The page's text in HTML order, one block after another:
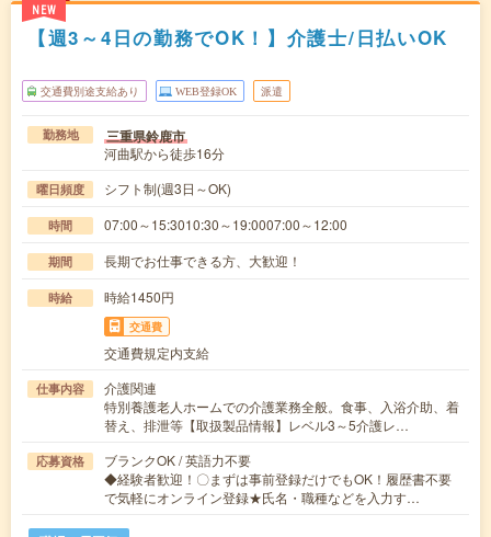
NEW
【週3～4日の勤務でOK！】介護士/日払いOK
交通費別途支給あり WEB登録OK 派遣
勤務地 三重県鈴鹿市
河曲駅から徒歩16分
曜日頻度 シフト制(週3日～OK)
時間 07:00～15:3010:30～19:0007:00～12:00
期間 長期でお仕事できる方、大歓迎！
時給 時給1450円
交通費
交通費規定内支給
仕事内容
介護関連
特別養護老人ホームでの介護業務全般。食事、入浴介助、着
替え、排泄等【取扱製品情報】レベル3～5介護レ…
応募資格
ブランクOK / 英語力不要
◆経験者歓迎！〇まずは事前登録だけでもOK！履歴書不要
で気軽にオンライン登録★氏名・職種などを入力す…